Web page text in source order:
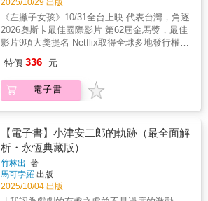
日本迄今最具野心最燒錢的大片：黑澤明的
《七武士》，稻垣浩的《宮本武藏》，以及
《哥吉拉》。1933年，圓谷英二第一次看了
《金剛》。這部片改變了他的人生。「當時我
決定整個職涯都要奉獻給特效，」後來圓谷回
金剛的特效。」「影評對科幻片沒有尊重，所
以我們說，『我們嚴肅到底吧，』」助理導演
梶田浩司回憶說。「起初每個人都很焦慮，[但
是]我們一旦開始拍攝，就開始感覺到潛力。」
《哥吉拉》的製作結束後，東寶在海上為這隻
怪獸舉行了假喪禮。電影的主角群和（無人
的）哥吉拉裝，在卡車上經過東京的街道，沿
路向困惑的群眾揮手。雖然商業上成功又有技
術面成就，本片只被當作怪獸電影而非嚴肅的
將哥吉拉的藝術之旅詮釋得繪聲繪影，也展現
了一個純粹的好創意如何結合商業，在大眾市
場中展現巨大持久的影響力。 「G計劃」絕密
啟動！回到哥吉拉誕生的1954年── 從一開
始，戰爭的遺緒就成了哥吉拉的負擔。哥吉拉
的動機曾經高深莫測又不言而喻。它的憤怒沒
人要求解釋也沒人談。「我初次想出哥吉拉的
時候正面臨期限，全是在最後一刻瞎掰出來
我想，如果比基尼環礁附近有個大怪獸被氫彈
試爆震醒呢？如果那怪獸入侵日本呢？」1951
年，東寶創辦人兼社長小林一三發起了三年計
畫要把公司重建為日本頂尖片廠之一。小林的
計畫在1954年達到高峰，有三部日本迄今最具
野心最燒錢的大片：黑澤明的《七武士》，稻
色․電影工作人的真心話，職場歷程大公開․不
藏私！將十數年來的敘事與結構攻略研究完全
呈現․跳脫舊有編寫思維，告訴你一個故事有N
種說法！․從寄生上流、雲端情人、小丑等暢銷
電影實例解說，發現好故事的關鍵操作․提供敘
系統化處理故事的方法․導演、編劇、影像創作
者、文字創作者，所有說故事的人都該看的一
本書
他把鏡頭轉向自己，如電影運鏡般細膩行文，
如說書般娓娓道來，說出最動人的故事──他自
己。★從賈伯斯、巨石強森、史蒂芬史匹柏、
小賈斯汀、楊紫瓊、摩根費里曼、麥莉希拉等
人物的互動中，一窺好萊塢生態！不小看自
路！勇於追夢，就是為所有人追夢！ ●「真
誠、感性，智慧難以言喻。這本充滿洞察力與
啟發性的回憶錄，來自一位真正的說故事者，
后 ●「激勵人心，提醒我們夢想的力量，以
及在逆境中保持堅定與專注的可貴。」──J.J.
亞伯拉罕，知名導演 ●「這本回憶錄，將為
懷有抱負的新世代電影人帶來靈感，幫助他們
找到一張通往明確目標的藏寶圖！」──史蒂
2025/10/29 出版
《左撇子女孩》10/31全台上映 代表台灣，角逐
2026奧斯卡最佳國際影片 第62屆金馬獎，最佳
影片9項大獎提名 Netflix取得全球多地發行權
恩．貝克│編劇．剪輯 《夜晚還年輕》、《歡
迎光臨奇幻城堡》──國際獨立製片黃金組合 醞
釀25年，全片iPhone拍攝，國際合作攻略全分
斯卡∣坎城影展∣多倫多影展∣釜山影展∣BFI倫敦電
影節 夜市、檳榔攤、大舞廳、中式宴席，令世
界破防的無敵台灣魅力 ●導演25年創作歷程全
公開│各項製作環節深度剖析│完全劇本一窺創
作腦● ★「每個人都有與眾不同的特質，那些
差異正是我們的力量。成長過程中，最難也最
特價 336 元
電子書
【電子書】小津安二郎的軌跡（最全面解
析・永恆典藏版）
竹林出 著
馬可孛羅 出版
2025/10/04 出版